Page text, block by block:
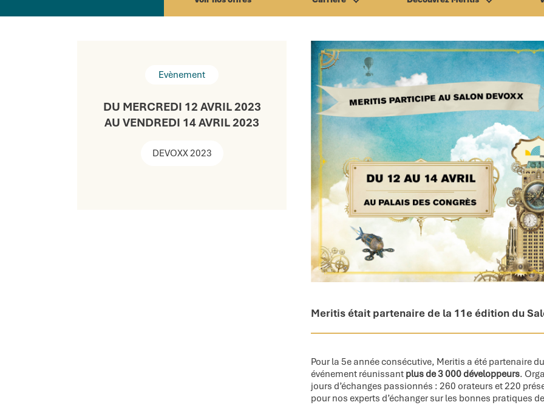
Evènement
DU MERCREDI 12 AVRIL 2023
AU VENDREDI 14 AVRIL 2023
DEVOXX 2023
Meritis était partenaire de la 11e édition du
Pour la 5e année consécutive, Meritis a été partenaire
événement réunissant plus de 3 000 développeurs.
jours d’échanges passionnés : 260 orateurs et 220
pour nos experts d’échanger sur les bonnes pratiques